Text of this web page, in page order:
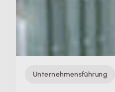
Unternehmensführung